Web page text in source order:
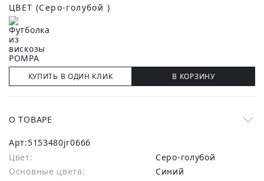
ЦВЕТ (Серо-голубой )
КУПИТЬ В ОДИН КЛИК В КОРЗИНУ
О ТОВАРЕ
Арт:5153480jr0666
Цвет:
Серо-голубой
Основные цвета:
синий